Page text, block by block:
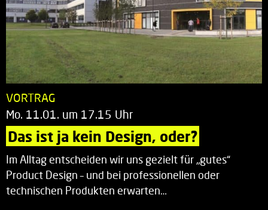
VORTRAG
Mo. 11.01. um 17.15 Uhr
Das ist ja kein Design, oder?
Im Alltag entscheiden wir uns gezielt für „gutes“
Product Design – und bei professionellen oder
technischen Produkten erwarten…